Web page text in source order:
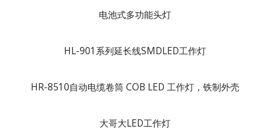
电池式多功能头灯
HL-901系列延长线SMDLED工作灯
HR-8510自动电缆卷筒 COB LED 工作灯，铁制外壳
大哥大LED工作灯